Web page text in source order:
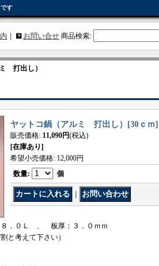
す
お問い合せ 商品検索:
打出し）
ヤットコ鍋（アルミ 打出し） [30ｃｍ]
販売価格: 11,090円(税込)
[在庫あり]
希望小売価格: 12,000円
数量: 個
８．０Ｌ 、 板厚：３．０ｍｍ
と考えて下さい）